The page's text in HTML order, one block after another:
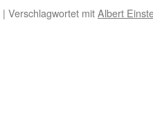
| Verschlagwortet mitAlbert